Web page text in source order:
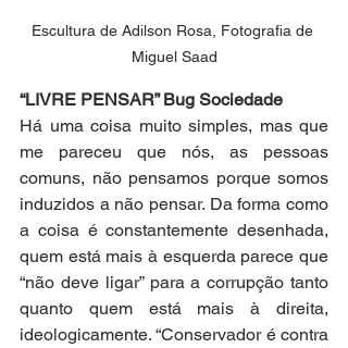
Escultura de Adilson Rosa, Fotografia de
Miguel Saad
“LIVRE PENSAR” Bug Sociedade
Há uma coisa muito simples, mas que
me pareceu que nós, as pessoas
comuns, não pensamos porque somos
induzidos a não pensar. Da forma como
a coisa é constantemente desenhada,
quem está mais à esquerda parece que
“não deve ligar” para a corrupção tanto
quanto quem está mais à direita,
ideologicamente. “Conservador é contra